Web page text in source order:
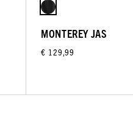
MONTEREY JAS
€ 129,99